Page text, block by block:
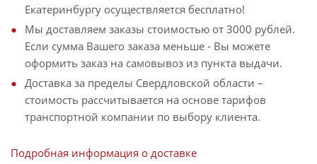
Екатеринбургу осуществляется бесплатно!
Мы доставляем заказы стоимостью от 3000 рублей.
Если сумма Вашего заказа меньше - Вы можете
оформить заказ на самовывоз из пункта выдачи.
Доставка за пределы Свердловской области –
стоимость рассчитывается на основе тарифов
транспортной компании по выбору клиента.
Подробная информация о доставке